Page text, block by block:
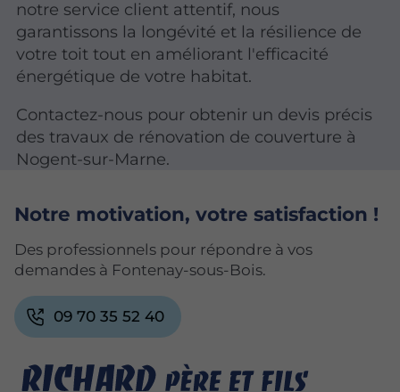
notre service client attentif, nous
garantissons la longévité et la résilience de
votre toit tout en améliorant l'efficacité
énergétique de votre habitat.
Contactez-nous pour obtenir un devis précis
des travaux de rénovation de couverture à
Nogent-sur-Marne.
Notre motivation, votre satisfaction !
Des professionnels pour répondre à vos
demandes à Fontenay-sous-Bois.
09 70 35 52 40